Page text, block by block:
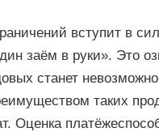
вступит в
заём в руки». Это
станет
таких
Оценка